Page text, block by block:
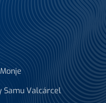
Samu Valcárcel